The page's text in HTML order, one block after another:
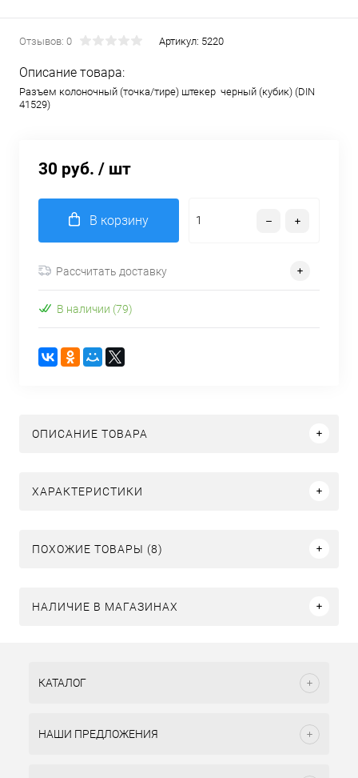
Отзывов: 0 Артикул: 5220
Описание товара:
Разъем колоночный (точка/тире) штекер черный (кубик) (DIN
41529)
30 руб. / шт
В корзину
Рассчитать доставку
В наличии (79)
ОПИСАНИЕ ТОВАРА
ХАРАКТЕРИСТИКИ
ПОХОЖИЕ ТОВАРЫ (8)
НАЛИЧИЕ В МАГАЗИНАХ
КАТАЛОГ
НАШИ ПРЕДЛОЖЕНИЯ